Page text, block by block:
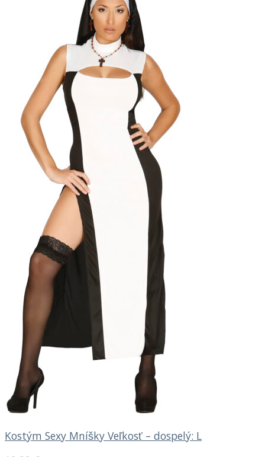
Kostým Sexy Mníšky Veľkosť – dospelý: L